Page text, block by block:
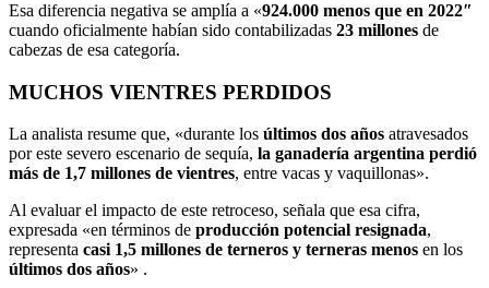
Esa diferencia negativa se amplía a «924.000 menos que en 2022″
cuando oficialmente habían sido contabilizadas 23 millones de
cabezas de esa categoría.
MUCHOS VIENTRES PERDIDOS
La analista resume que, «durante los últimos dos años atravesados
por este severo escenario de sequía, la ganadería argentina perdió
más de 1,7 millones de vientres, entre vacas y vaquillonas».
Al evaluar el impacto de este retroceso, señala que esa cifra,
expresada «en términos de producción potencial resignada,
representa casi 1,5 millones de terneros y terneras menos en los
últimos dos años» .